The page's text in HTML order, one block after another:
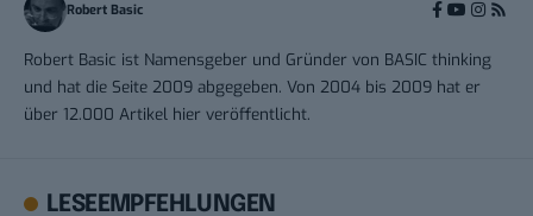
Robert Basic
Robert Basic ist Namensgeber und Gründer von BASIC thinking
und hat die Seite 2009 abgegeben. Von 2004 bis 2009 hat er
über 12.000 Artikel hier veröffentlicht.
LESEEMPFEHLUNGEN